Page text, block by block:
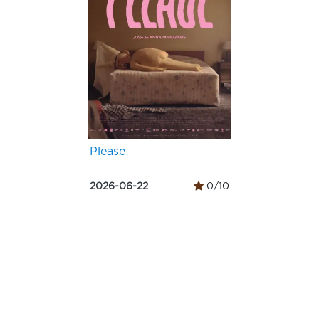
Please
2026-06-22 0/10